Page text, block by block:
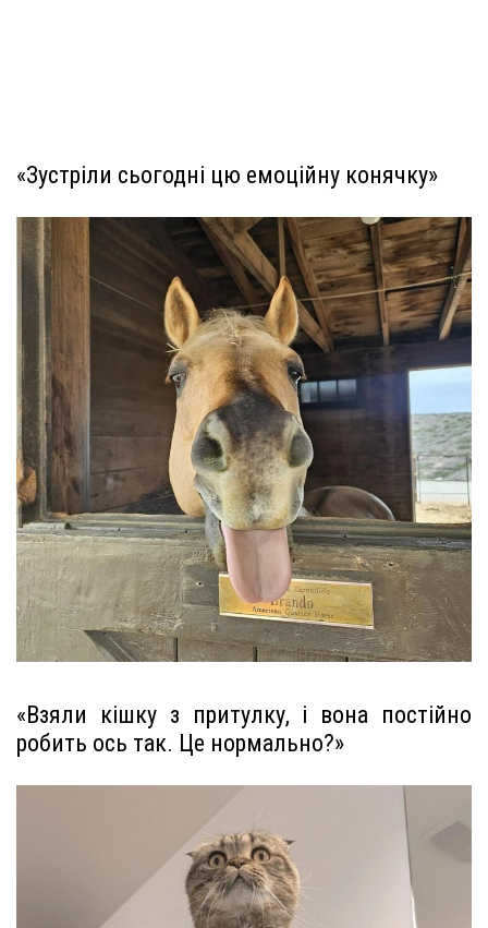
«Зустріли сьогодні цю емоційну конячку»
«Взяли кішку з притулку, і вона постійно
робить ось так. Це нормально?»